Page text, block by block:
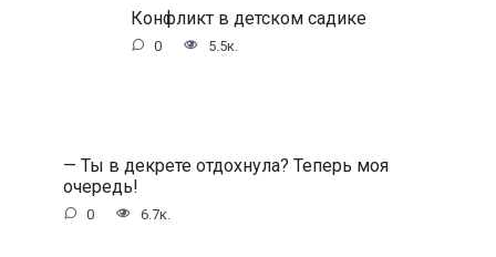
Конфликт в детском садике
0 5.5к.
— Ты в декрете отдохнула? Теперь моя
очередь!
0 6.7к.